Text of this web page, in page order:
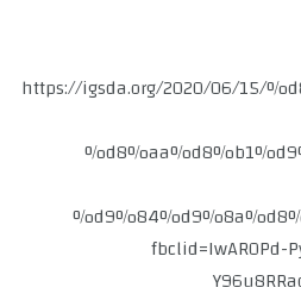
https://igsda.org/2020/06/15/
fbclid=IwAR0Pd-